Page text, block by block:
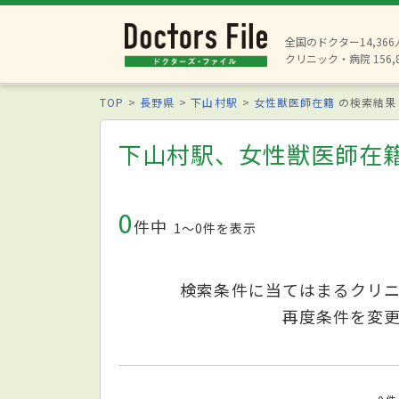
全国のドクター14,366
クリニック・病院
TOP 長野県 下山村駅 女性獣医師在籍 の検索結果
下山村駅、女性獣医師在
0件中 1〜0件を表示
検索条件に当てはまるクリ
再度条件を変